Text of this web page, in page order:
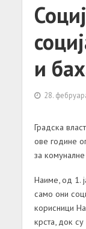
и
28.
Градска
ове године
за
Наиме, од 1.
само они
корисници
крста, док су